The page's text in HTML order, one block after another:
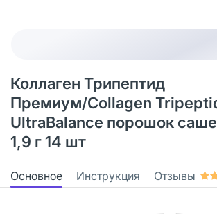
Коллаген Трипептид
Премиум/Collagen
UltraBalance порошок
1,9 г 14 шт
Основное Инструкция Отзывы